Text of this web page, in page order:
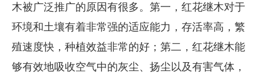
木被广泛推广的原因有很多。第一，红花继木对于
环境和土壤有着非常强的适应能力，存活率高，繁
殖速度快，种植效益非常的好；第二，红花继木能
够有效地吸收空气中的灰尘、扬尘以及有害气体，